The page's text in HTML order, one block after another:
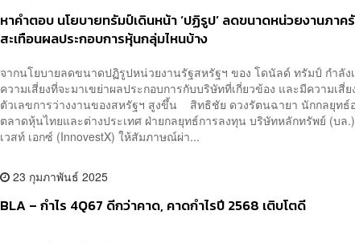
หาคำตอบ นโยบายทรัมป์เดินหน้า ‘ปฏิรูป’ ลดขนาดหน่วยงานภาค
สะเทือนผลประกอบการหุ้นกลุ่มไหนบ้าง
จากนโยบายลดขนาดปฏิรูปหน่วยงานรัฐสหรัฐฯ ของ โดนัลด์ ทรัมป์ กำลัง
ความเสี่ยงที่จะมาเขย่าผลประกอบการกับบริษัทที่เกี่ยวข้อง และมีความเสี่
ตัวเลขการว่างงานของสหรัฐฯ สูงขึ้น สิทธิชัย ดวงรัตนฉายา นักกลยุทธ์
ตลาดหุ้นไทยและต่างประเทศ ฝ่ายกลยุทธ์การลงทุน บริษัทหลักทรัพย์ (บล
เวสท์ เอกซ์ (InnovestX) ให้สัมภาษณ์ผ่า...
23 กุมภาพันธ์ 2025
BLA – กำไร 4Q67 ดีกว่าคาด, คาดกำไรปี 2568 เติบโตดี